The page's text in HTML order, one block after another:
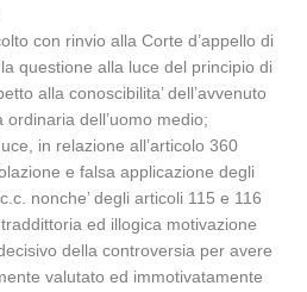
con rinvio alla Corte d’appello di
questione alla luce del principio di
alla conoscibilita’ dell’avvenuto
dell’uomo medio;
in relazione all’articolo 360
e falsa applicazione degli
nonche’ degli articoli 115 e 116
ed illogica motivazione
della controversia per avere
valutato ed immotivatamente